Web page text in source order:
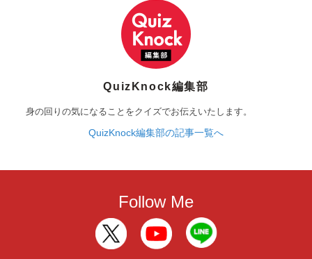
QuizKnock編集部
身の回りの気になることをクイズでお伝えいたします。
QuizKnock編集部の記事一覧へ
Follow Me